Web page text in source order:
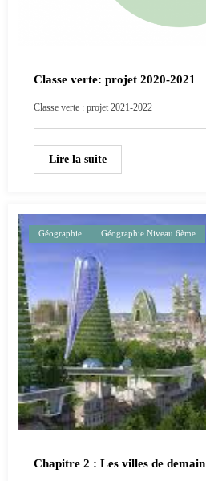
Classe verte: projet 2020-2021
Classe verte : projet 2021-2022
Lire la suite
Géographie Géographie Niveau 6ème
Chapitre 2 : Les villes de demain